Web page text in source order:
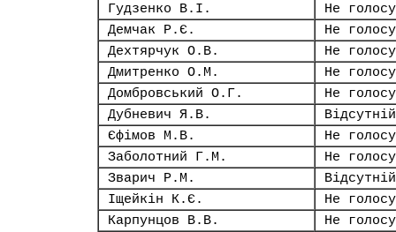
Гудзенко В.І.
Не
Демчак Р.Є.
Не
Дехтярчук О.В.
Не
Дмитренко О.М.
Не
Домбровський О.Г.
Не
Дубневич Я.В.
Відсутній
Єфімов М.В.
Не
Заболотний Г.М.
Не
Зварич Р.М.
Відсутній
Іщейкін К.Є.
Не
Карпунцов В.В.
Не